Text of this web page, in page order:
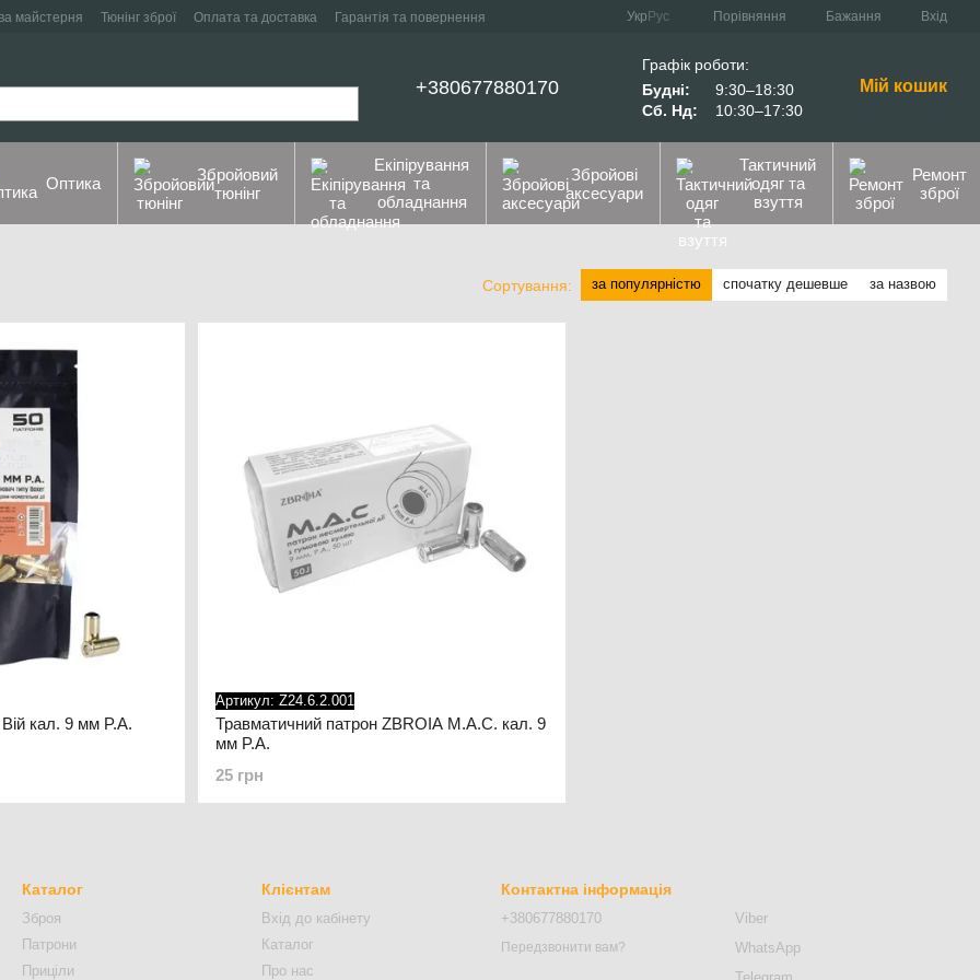
майстерня Тюнінг зброї Оплата та доставка
Гарантія та повернення
Укр Рус Порівняння Бажання Вхід
+380677880170
Графік роботи:
Будні:
9:30–18:30
Сб. Нд:
10:30–17:30
Мій кошик
Оптика
Збройовий
тюнінг
Екіпірування
та
обладнання
Збройові
аксесуари
Тактичний
одяг та
взуття
Ремонт
зброї
Сортування: за популярністю спочатку дешевше за назвою
кал. 9 мм P.A.
Артикул: Z24.6.2.001
Травматичний патрон ZBROIA M.A.C. кал. 9
мм P.A.
25 грн
Каталог
Зброя
Патрони
Приціли
Клієнтам
Вхід до кабінету
Каталог
Про нас
Контактна інформація
+380677880170
Передзвонити вам?
Viber
WhatsApp